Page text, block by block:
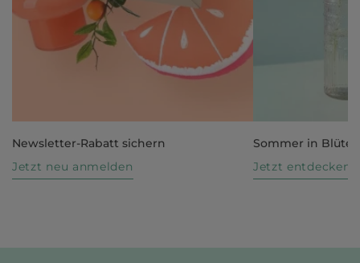
Newsletter-Rabatt sichern
Jetzt neu anmelden
Sommer in Blüte
Jetzt entdecken